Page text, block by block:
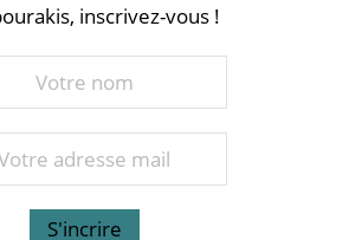
inscrivez-vous !